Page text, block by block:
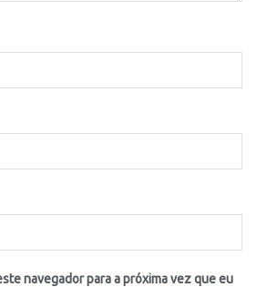
navegador para a próxima vez que eu